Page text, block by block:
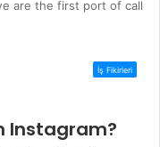
are the first port of call
İş Fikirleri
Instagram?